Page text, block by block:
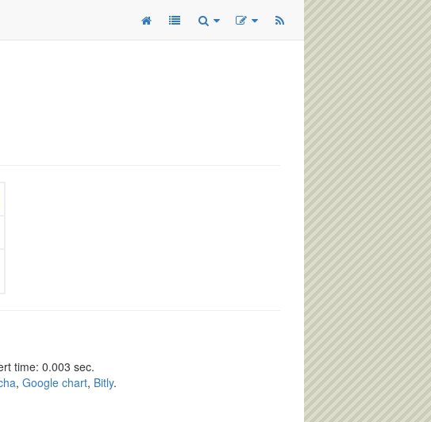
time: 0.003 sec.
, Google chart, Bitly.